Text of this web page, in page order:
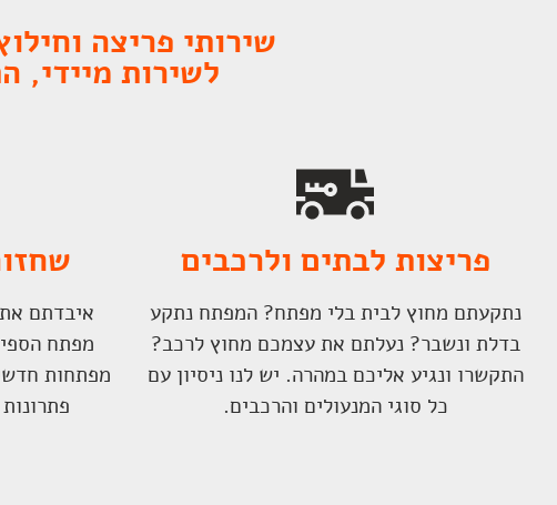
שירותי פריצה וחילוץ 24 שעות ביממה, 7 ימים
לשירות מיידי,
פריצות לבתים ולרכבים
נתקעתם מחוץ לבית בלי מפתח? המפתח נתקע
בדלת ונשבר? נעלתם את עצמכם מחוץ לרכב?
התקשרו ונגיע אליכם במהרה. יש לנו ניסיון עם
כל סוגי המנעולים והרכבים.
איבדתם
מפתח
מפתחות